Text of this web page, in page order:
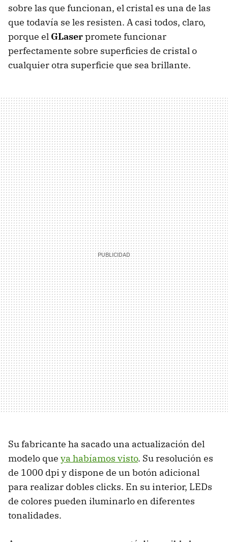
sobre las que funcionan, el cristal es una de las
que todavía se les resisten. A casi todos, claro,
porque el GLaserpromete funcionar
perfectamente sobre superficies de cristal o
cualquier otra superficie que sea brillante.
Su fabricante ha sacado una actualización del
modelo que ya habíamos visto. Su resolución es
de 1000 dpi y dispone de un botón adicional
para realizar dobles clicks. En su interior, LEDs
de colores pueden iluminarlo en diferentes
tonalidades.